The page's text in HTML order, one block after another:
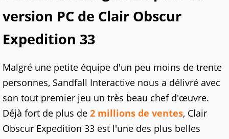
version PC de Clair Obscur
Expedition 33
Malgré une petite équipe d'un peu moins de trente
personnes, Sandfall Interactive nous a délivré avec
son tout premier jeu un très beau chef d'œuvre.
Déjà fort de plus de 2 millions de ventes, Clair
Obscur Expedition 33 est l'une des plus belles